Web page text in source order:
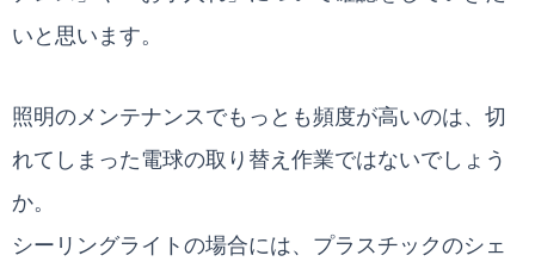
いと思います。
照明のメンテナンスでもっとも頻度が高いのは、切
れてしまった電球の取り替え作業ではないでしょう
か。
シーリングライトの場合には、プラスチックのシェ